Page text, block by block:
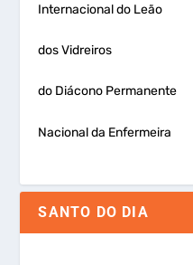
Internacional do Leão
dos Vidreiros
do Diácono Permanente
Nacional da Enfermeira
SANTO DO DIA